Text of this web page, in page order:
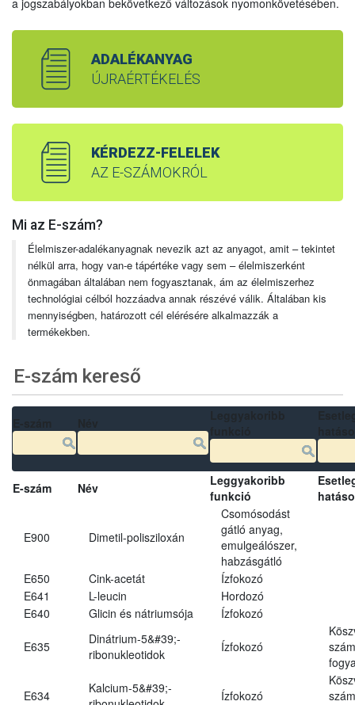
ADALÉKANYAG
ÚJRAÉRTÉKELÉS
KÉRDEZZ-FELELEK
AZ E-SZÁMOKRÓL
Mi az E-szám?
Élelmiszer-adalékanyagnak nevezik azt az anyagot, amit – tekintet
nélkül arra, hogy van-e tápértéke vagy sem – élelmiszerként
önmagában általában nem fogyasztanak, ám az élelmiszerhez
technológiai célból hozzáadva annak részévé válik. Általában kis
mennyiségben, határozott cél elérésére alkalmazzák a
termékekben.
E-szám kereső
E-szám Név
Leggyakoribb
funkció
E900 Dimetil-polisziloxán
Csomósodást
gátló anyag,
emulgeálószer,
habzásgátló
E650
Cink-acetát
Ízfokozó
E641
L-leucin
Hordozó
E640
Glicin és nátriumsója Ízfokozó
E635
Dinátrium-5&#39;-
ribonukleotidok
Ízfokozó
E634
Kalcium-5&#39;-
Ízfokozó